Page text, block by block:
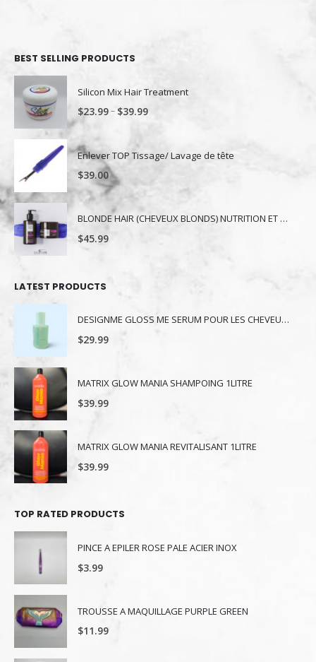
BEST SELLING PRODUCTS
Silicon Mix Hair Treatment
$23.99– $39.99
Enlever TOP Tissage/ Lavage de tête
$39.00
BLONDE HAIR (CHEVEUX BLONDS) NUTRITION ET NUANCE
$45.99
LATEST PRODUCTS
DESIGNME GLOSS ME SERUM POUR LES CHEVEUX 80ML
$29.99
MATRIX GLOW MANIA SHAMPOING 1LITRE
$39.99
MATRIX GLOW MANIA REVITALISANT 1LITRE
$39.99
TOP RATED PRODUCTS
PINCE A EPILER ROSE PALE ACIER INOX
$3.99
TROUSSE A MAQUILLAGE PURPLE GREEN
$11.99